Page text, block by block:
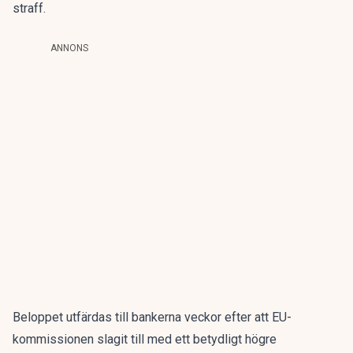
straff.
ANNONS
Beloppet utfärdas till bankerna veckor efter att EU-
kommissionen slagit till med ett betydligt högre